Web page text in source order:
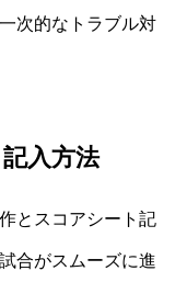
次的なトラブル対
入方法
とスコアシート記
合がスムーズに進